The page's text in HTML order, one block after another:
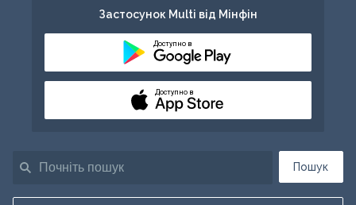
Пошук
Застосунок Multi від Мінфін
Доступно в
Доступно в